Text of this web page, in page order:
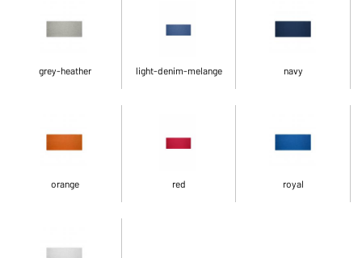
grey-heather light-denim-melange navy
orange red royal